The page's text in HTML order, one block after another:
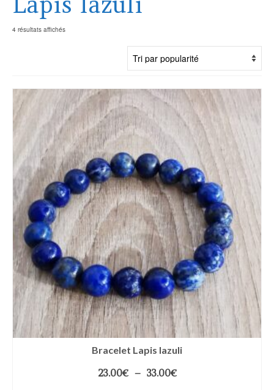
4 résultats affichés
Bracelet Lapis lazuli
23.00€ – 33.00€